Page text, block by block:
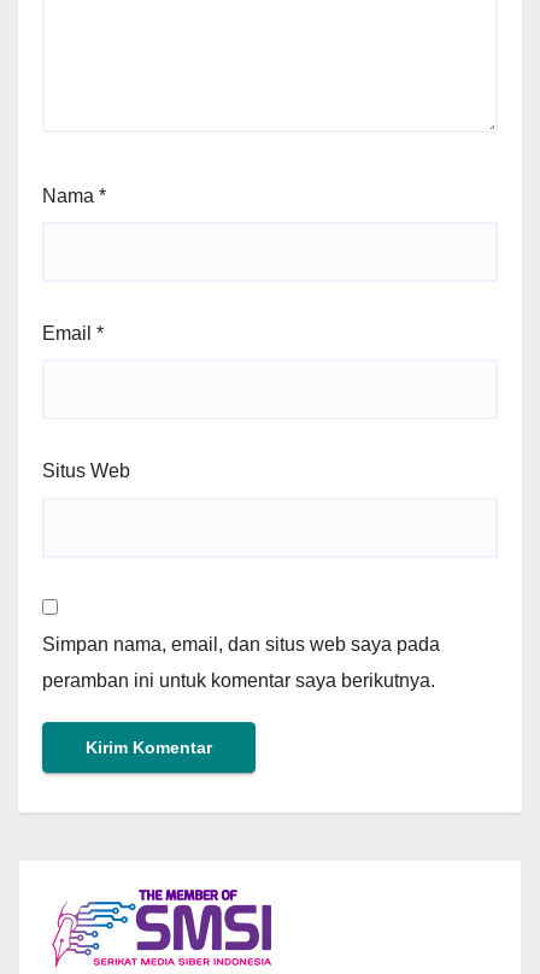
Nama *
Email *
Situs Web
Simpan nama, email, dan situs web saya pada
peramban ini untuk komentar saya berikutnya.